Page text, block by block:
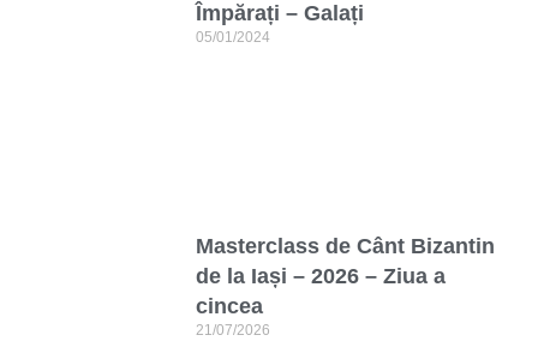
Împărați – Galați
05/01/2024
Masterclass de Cânt Bizantin
de la Iași – 2026 – Ziua a
cincea
21/07/2026